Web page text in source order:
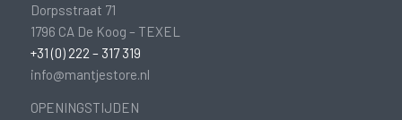
Dorpsstraat 71
1796 CA De Koog – TEXEL
+31 (0) 222 – 317 319
info@mantjestore.nl
OPENINGSTIJDEN